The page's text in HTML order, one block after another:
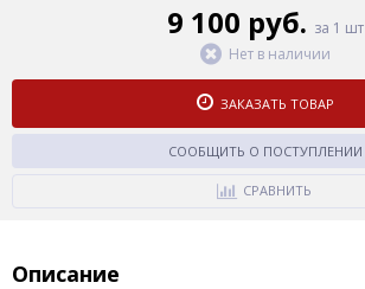
9 100 руб. за 1 шт
Нет в наличии
ЗАКАЗАТЬ ТОВАР
СООБЩИТЬ О ПОСТУПЛЕНИИ
СРАВНИТЬ
Описание